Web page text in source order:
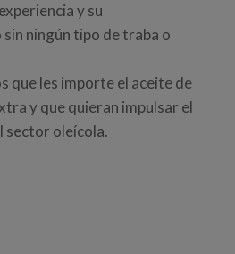
y su
ningún tipo de traba o
que les importe el aceite de
y que quieran impulsar el
sector oleícola.